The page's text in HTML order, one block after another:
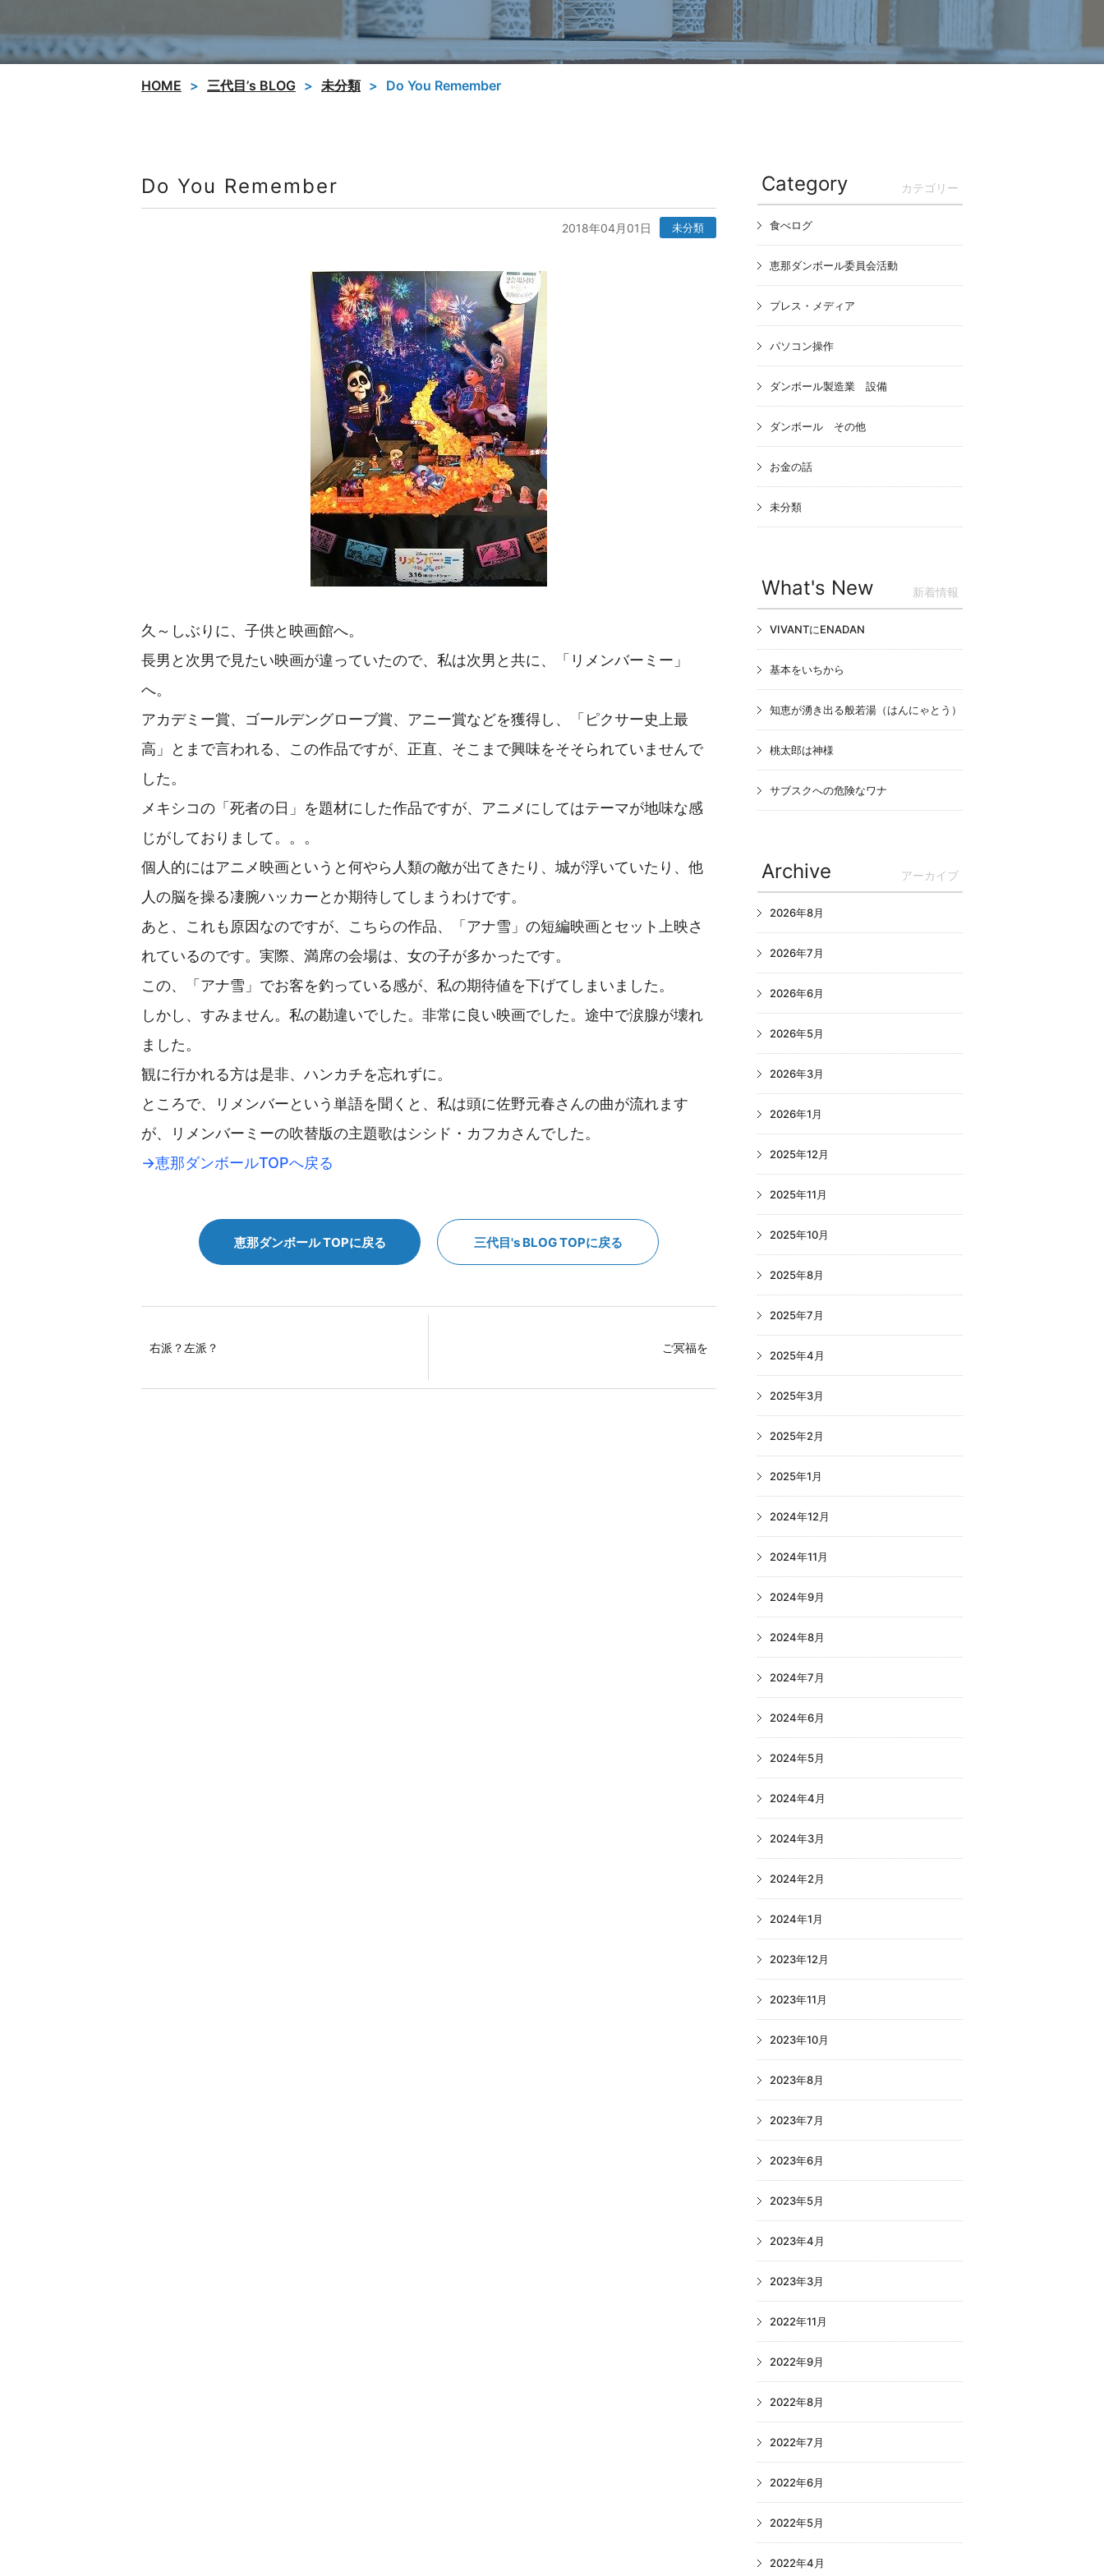
HOME 三代目’s BLOG 未分類 Do You Remember
Do You Remember
2018年04月01日 未分類
久～しぶりに、子供と映画館へ。
長男と次男で見たい映画が違っていたので、私は次男と共に、「リメンバーミー」
へ。
アカデミー賞、ゴールデングローブ賞、アニー賞などを獲得し、「ピクサー史上最
高」とまで言われる、この作品ですが、正直、そこまで興味をそそられていませんで
した。
メキシコの「死者の日」を題材にした作品ですが、アニメにしてはテーマが地味な感
じがしておりまして。。。
個人的にはアニメ映画というと何やら人類の敵が出てきたり、城が浮いていたり、他
人の脳を操る凄腕ハッカーとか期待してしまうわけです。
あと、これも原因なのですが、こちらの作品、「アナ雪」の短編映画とセット上映さ
れているのです。実際、満席の会場は、女の子が多かったです。
この、「アナ雪」でお客を釣っている感が、私の期待値を下げてしまいました。
しかし、すみません。私の勘違いでした。非常に良い映画でした。途中で涙腺が壊れ
ました。
観に行かれる方は是非、ハンカチを忘れずに。
ところで、リメンバーという単語を聞くと、私は頭に佐野元春さんの曲が流れます
が、リメンバーミーの吹替版の主題歌はシシド・カフカさんでした。
→恵那ダンボールTOPへ戻る
恵那ダンボール TOPに戻る 三代目's BLOG TOPに戻る
右派？左派？ ご冥福を
Category カテゴリー
食べログ
恵那ダンボール委員会活動
プレス・メディア
パソコン操作
ダンボール製造業 設備
ダンボール その他
お金の話
未分類
What's New 新着情報
VIVANTにENADAN
基本をいちから
知恵が湧き出る般若湯（はんにゃとう）
桃太郎は神様
サブスクへの危険なワナ
Archive アーカイブ
2026年8月
2026年7月
2026年6月
2026年5月
2026年3月
2026年1月
2025年12月
2025年11月
2025年10月
2025年8月
2025年7月
2025年4月
2025年3月
2025年2月
2025年1月
2024年12月
2024年11月
2024年9月
2024年8月
2024年7月
2024年6月
2024年5月
2024年4月
2024年3月
2024年2月
2024年1月
2023年12月
2023年11月
2023年10月
2023年8月
2023年7月
2023年6月
2023年5月
2023年4月
2023年3月
2022年11月
2022年9月
2022年8月
2022年7月
2022年6月
2022年5月
2022年4月